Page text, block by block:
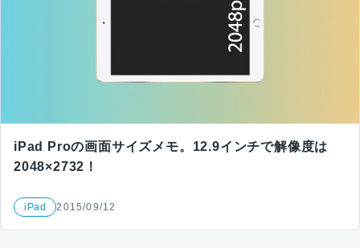
iPad Proの画面サイズメモ。12.9インチで解像度は
2048×2732！
iPad 2015/09/12